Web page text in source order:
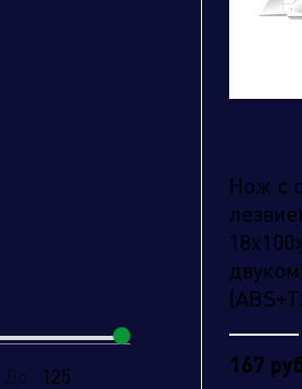
До:
Нож с
167